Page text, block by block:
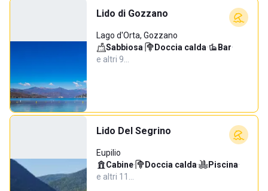
Lido di Gozzano
Lago d'Orta, Gozzano
Sabbiosa· Doccia calda· Bar·
e altri 9…
Lido Del Segrino
Eupilio
Cabine· Doccia calda· Piscina·
e altri 11…